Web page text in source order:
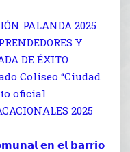
PALANDA 2025
Y
DE ÉXITO
Coliseo “Ciudad
oficial
2025
𝗲𝗻 𝗲𝗹 𝗯𝗮𝗿𝗿𝗶𝗼